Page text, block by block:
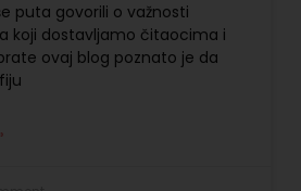
puta govorili o važnosti
koji dostavljamo čitaocima i
ovaj blog poznato je da